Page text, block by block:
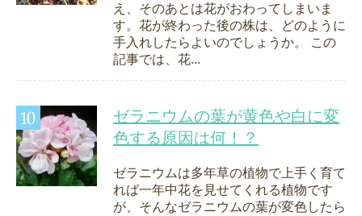
え、そのあとは花がおわってしまいま
す。花が終わった後の株は、どのように
手入れしたらよいのでしょうか。 この
記事では、花...
ゼラニウムの葉が黄色や白に変
色する原因は何！？
ゼラニウムは多年草の植物で上手く育て
れば一年中花を見せてくれる植物です
が、そんなゼラニウムの葉が変色したら